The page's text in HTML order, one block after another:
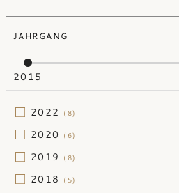
JAHRGANG
2015
2022 (8)
2020 (6)
2019 (8)
2018 (5)